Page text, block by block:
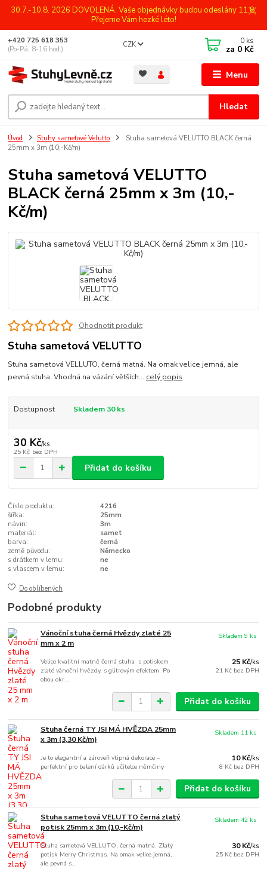
30.7.-10.8. 2026 DOVOLENÁ. Vaše objednávky budou odeslány 11.8.
Přejeme Vám hezké léto!
Menu
CZK
Hledat
+420 725 618 353
(Po-Pá, 8-16 hod.)
0 ks
za 0 Kč
Úvod Stuhy sametové Velutto
Stuha sametová VELUTTO BLACK černá
25mm x 3m (10,-Kč/m)
Stuha sametová VELUTTO
BLACK černá 25mm x 3m (10,-
Kč/m)
Ohodnotit produkt
Stuha sametová VELUTTO
Stuha sametová VELLUTO, černá matná. Na omak velice jemná, ale
pevná stuha. Vhodná na vázání větších... celý popis
Dostupnost Skladem 30 ks
30 Kč/ks
25 Kč bez DPH
Přidat do košíku
Číslo produktu:
4216
šířka:
25mm
návin:
3m
materiál:
samet
barva:
černá
země původu:
Německo
s drátkem v lemu:
ne
s vlascem v lemu:
ne
Do oblíbených
Podobné produkty
Vánoční stuha černá Hvězdy zlaté 25
mm x 2 m
Velice kvalitní matně černá stuha s potiskem
zlaté vánoční hvězdy, s glitrovým efektem. Po
obou okr...
25 Kč/ks
21 Kč bez DPH
Skladem 9 ks
Přidat do košíku
Stuha černá TY JSI MÁ HVĚZDA 25mm
x 3m (3,30 Kč/m)
Je to elegantní a zároveň vtipná dekorace –
perfektní pro balení dárků učitelce němčiny
10 Kč/ks
8 Kč bez DPH
Skladem 11 ks
Přidat do košíku
Stuha sametová VELUTTO černá zlatý
potisk 25mm x 3m (10,-Kč/m)
Stuha sametová VELLUTO, černá matná. Zlatý
potisk Merry Christmas. Na omak velice jemná,
ale pevná s...
30 Kč/ks
25 Kč bez DPH
Skladem 42 ks